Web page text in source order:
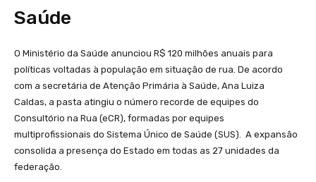
Saúde
O Ministério da Saúde anunciou R$ 120 milhões anuais para
políticas voltadas à população em situação de rua. De acordo
com a secretária de Atenção Primária à Saúde, Ana Luiza
Caldas, a pasta atingiu o número recorde de equipes do
Consultório na Rua (eCR), formadas por equipes
multiprofissionais do Sistema Único de Saúde (SUS). A expansão
consolida a presença do Estado em todas as 27 unidades da
federação.